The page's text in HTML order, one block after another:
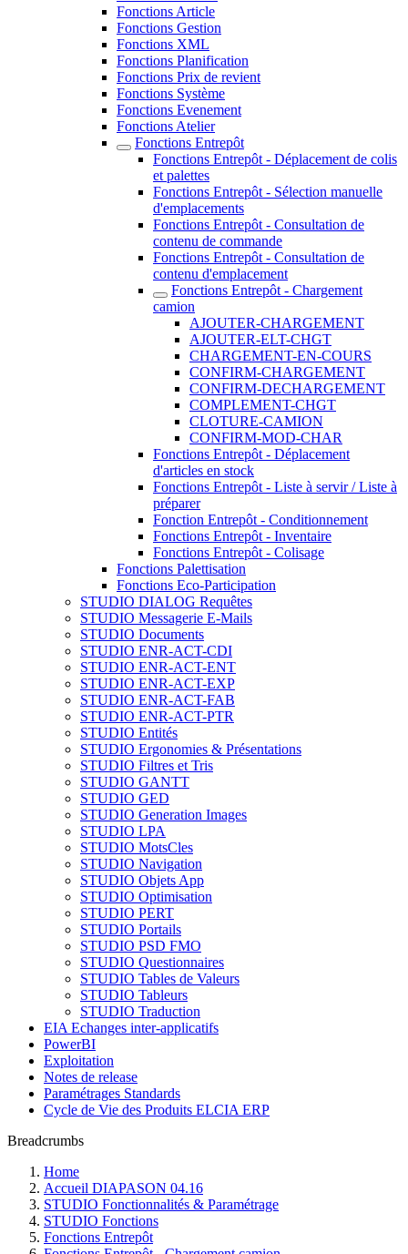
Fonctions Article
Fonctions Gestion
Fonctions XML
Fonctions Planification
Fonctions Prix de revient
Fonctions Système
Fonctions Evenement
Fonctions Atelier
Fonctions Entrepôt
Fonctions Entrepôt - Déplacement de colis
et palettes
Fonctions Entrepôt - Sélection manuelle
d'emplacements
Fonctions Entrepôt - Consultation de
contenu de commande
Fonctions Entrepôt - Consultation de
contenu d'emplacement
Fonctions Entrepôt - Chargement
camion
AJOUTER-CHARGEMENT
AJOUTER-ELT-CHGT
CHARGEMENT-EN-COURS
CONFIRM-CHARGEMENT
CONFIRM-DECHARGEMENT
COMPLEMENT-CHGT
CLOTURE-CAMION
CONFIRM-MOD-CHAR
Fonctions Entrepôt - Déplacement
d'articles en stock
Fonctions Entrepôt - Liste à servir / Liste à
préparer
Fonction Entrepôt - Conditionnement
Fonctions Entrepôt - Inventaire
Fonctions Entrepôt - Colisage
Fonctions Palettisation
Fonctions Eco-Participation
STUDIO DIALOG Requêtes
STUDIO Messagerie E-Mails
STUDIO Documents
STUDIO ENR-ACT-CDI
STUDIO ENR-ACT-ENT
STUDIO ENR-ACT-EXP
STUDIO ENR-ACT-FAB
STUDIO ENR-ACT-PTR
STUDIO Entités
STUDIO Ergonomies & Présentations
STUDIO Filtres et Tris
STUDIO GANTT
STUDIO GED
STUDIO Generation Images
STUDIO LPA
STUDIO MotsCles
STUDIO Navigation
STUDIO Objets App
STUDIO Optimisation
STUDIO PERT
STUDIO Portails
STUDIO PSD FMO
STUDIO Questionnaires
STUDIO Tables de Valeurs
STUDIO Tableurs
STUDIO Traduction
EIA Echanges inter-applicatifs
PowerBI
Exploitation
Notes de release
Paramétrages Standards
Cycle de Vie des Produits ELCIA ERP
Breadcrumbs
Home
Accueil DIAPASON 04.16
STUDIO Fonctionnalités & Paramétrage
STUDIO Fonctions
Fonctions Entrepôt